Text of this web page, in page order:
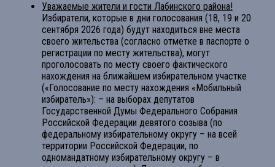
Уважаемые жители и гости Лабинского района!
Избиратели, которые в дни голосования (18, 19 и 20
сентября 2026 года) будут находиться вне места
своего жительства (согласно отметке в паспорте о
регистрации по месту жительства), могут
проголосовать по месту своего фактического
нахождения на ближайшем избирательном участке
(«Голосование по месту нахождения «Мобильный
избиратель»): – на выборах депутатов
Государственной Думы Федерального Собрания
Российской Федерации девятого созыва (по
федеральному избирательному округу – на всей
территории Российской Федерации, по
одномандатному избирательному округу – в